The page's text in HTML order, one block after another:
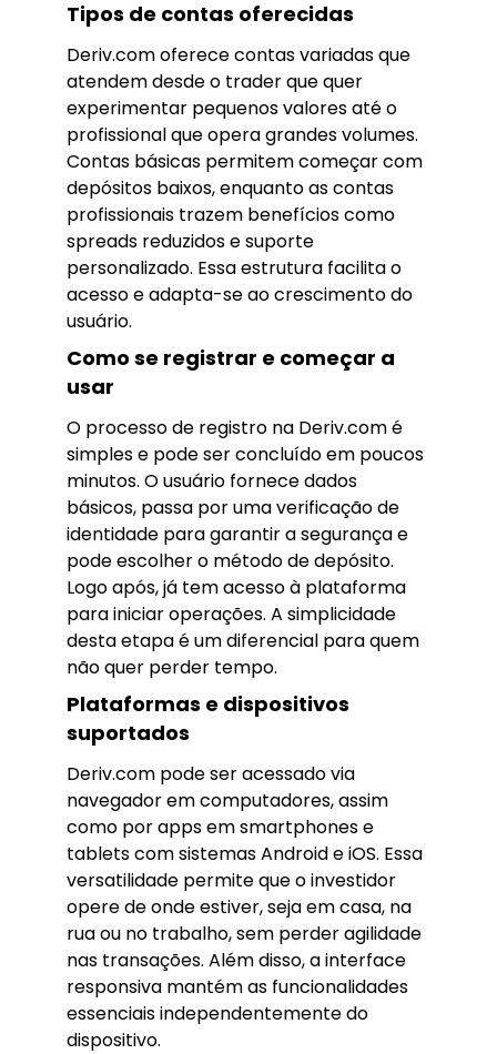
Tipos de contas oferecidas
Deriv.com oferece contas variadas que
atendem desde o trader que quer
experimentar pequenos valores até o
profissional que opera grandes volumes.
Contas básicas permitem começar com
depósitos baixos, enquanto as contas
profissionais trazem benefícios como
spreads reduzidos e suporte
personalizado. Essa estrutura facilita o
acesso e adapta-se ao crescimento do
usuário.
Como se registrar e começar a
usar
O processo de registro na Deriv.com é
simples e pode ser concluído em poucos
minutos. O usuário fornece dados
básicos, passa por uma verificação de
identidade para garantir a segurança e
pode escolher o método de depósito.
Logo após, já tem acesso à plataforma
para iniciar operações. A simplicidade
desta etapa é um diferencial para quem
não quer perder tempo.
Plataformas e dispositivos
suportados
Deriv.com pode ser acessado via
navegador em computadores, assim
como por apps em smartphones e
tablets com sistemas Android e iOS. Essa
versatilidade permite que o investidor
opere de onde estiver, seja em casa, na
rua ou no trabalho, sem perder agilidade
nas transações. Além disso, a interface
responsiva mantém as funcionalidades
essenciais independentemente do
dispositivo.